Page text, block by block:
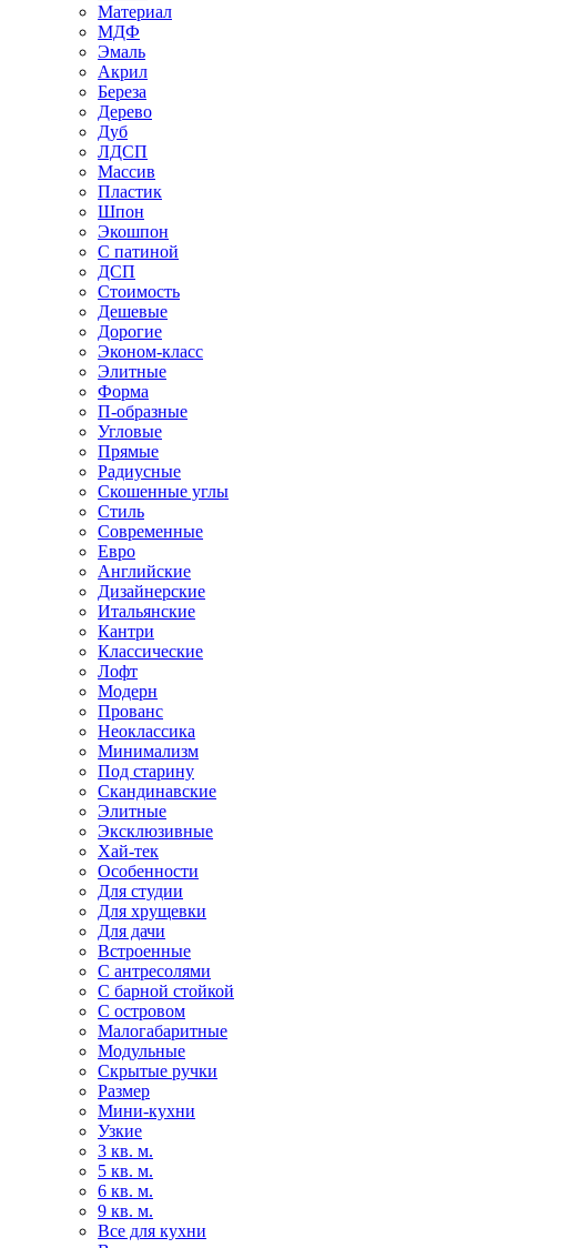
Материал
МДФ
Эмаль
Акрил
Береза
Дерево
Дуб
ЛДСП
Массив
Пластик
Шпон
Экошпон
С патиной
ДСП
Стоимость
Дешевые
Дорогие
Эконом-класс
Элитные
Форма
П-образные
Угловые
Прямые
Радиусные
Скошенные углы
Стиль
Современные
Евро
Английские
Дизайнерские
Итальянские
Кантри
Классические
Лофт
Модерн
Прованс
Неоклассика
Минимализм
Под старину
Скандинавские
Элитные
Эксклюзивные
Хай-тек
Особенности
Для студии
Для хрущевки
Для дачи
Встроенные
С антресолями
С барной стойкой
С островом
Малогабаритные
Модульные
Скрытые ручки
Размер
Мини-кухни
Узкие
3 кв. м.
5 кв. м.
6 кв. м.
9 кв. м.
Все для кухни